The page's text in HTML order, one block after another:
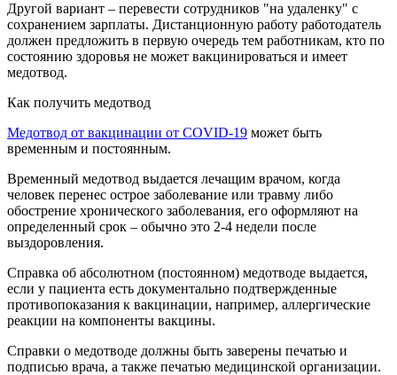
Другой вариант – перевести сотрудников "на удаленку" с
сохранением зарплаты. Дистанционную работу работодатель
должен предложить в первую очередь тем работникам, кто по
состоянию здоровья не может вакцинироваться и имеет
медотвод.
Как получить медотвод
Медотвод от вакцинации от COVID-19 может быть
временным и постоянным.
Временный медотвод выдается лечащим врачом, когда
человек перенес острое заболевание или травму либо
обострение хронического заболевания, его оформляют на
определенный срок – обычно это 2-4 недели после
выздоровления.
Справка об абсолютном (постоянном) медотводе выдается,
если у пациента есть документально подтвержденные
противопоказания к вакцинации, например, аллергические
реакции на компоненты вакцины.
Справки о медотводе должны быть заверены печатью и
подписью врача, а также печатью медицинской организации.